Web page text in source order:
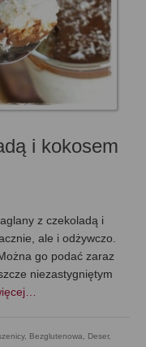
i kokosem
z czekoladą i
ale i odżywczo.
go podać zaraz
niezastygniętym
, Bezglutenowa Deser,